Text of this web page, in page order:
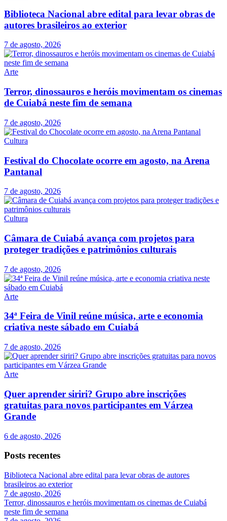
Biblioteca Nacional abre edital para levar obras de
autores brasileiros ao exterior
7 de agosto, 2026
Arte
Terror, dinossauros e heróis movimentam os cinemas
de Cuiabá neste fim de semana
7 de agosto, 2026
Cultura
Festival do Chocolate ocorre em agosto, na Arena
Pantanal
7 de agosto, 2026
Cultura
Câmara de Cuiabá avança com projetos para
proteger tradições e patrimônios culturais
7 de agosto, 2026
Arte
34ª Feira de Vinil reúne música, arte e economia
criativa neste sábado em Cuiabá
7 de agosto, 2026
Arte
Quer aprender siriri? Grupo abre inscrições
gratuitas para novos participantes em Várzea
Grande
6 de agosto, 2026
Posts recentes
Biblioteca Nacional abre edital para levar obras de autores
brasileiros ao exterior
7 de agosto, 2026
Terror, dinossauros e heróis movimentam os cinemas de Cuiabá
neste fim de semana